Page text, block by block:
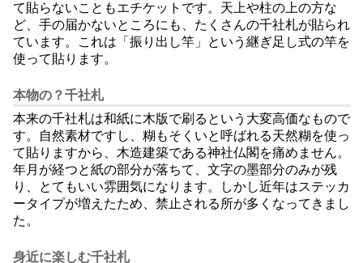
て貼らないこともエチケットです。天上や柱の上の方な
ど、手の届かないところにも、たくさんの千社札が貼られ
ています。これは「振り出し竿」という継ぎ足し式の竿を
使って貼ります。
本物の？千社札
本来の千社札は和紙に木版で刷るという大変高価なもので
す。自然素材ですし、糊もそくいと呼ばれる天然糊を使っ
て貼りますから、木造建築である神社仏閣を痛めません。
年月が経つと紙の部分が落ちて、文字の墨部分のみが残
り、とてもいい雰囲気になります。しかし近年はステッカ
ータイプが増えたため、禁止される所が多くなってきまし
た。
身近に楽しむ千社札